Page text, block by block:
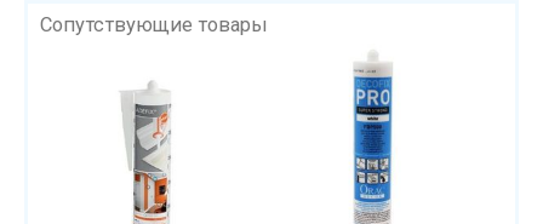
Сопутствующие товары